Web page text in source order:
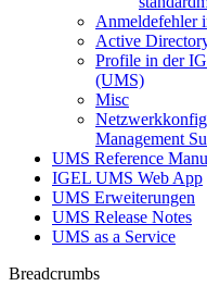
Anmeldefehler
Active
Profile in der
(UMS)
Misc
Management
UMS Reference
IGEL UMS Web App
UMS Erweiterungen
UMS Release Notes
UMS as a Service
Breadcrumbs